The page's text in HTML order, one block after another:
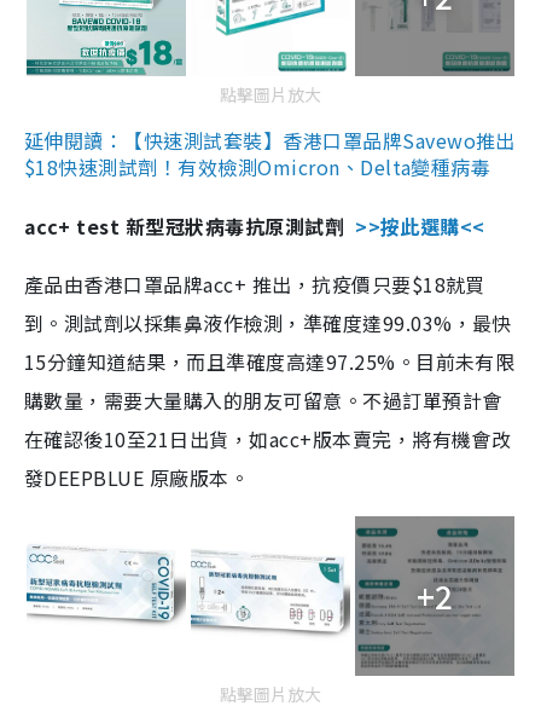
點擊圖片放大
延伸閱讀：【快速測試套裝】香港口罩品牌Savewo推出
$18快速測試劑！有效檢測Omicron、Delta變種病毒
acc+ test 新型冠狀病毒抗原測試劑 >>按此選購<<
產品由香港口罩品牌acc+ 推出，抗疫價只要$18就買
到。測試劑以採集鼻液作檢測，準確度達99.03%，最快
15分鐘知道結果，而且準確度高達97.25%。目前未有限
購數量，需要大量購入的朋友可留意。不過訂單預計會
在確認後10至21日出貨，如acc+版本賣完，將有機會改
發DEEPBLUE 原廠版本。
+2
點擊圖片放大